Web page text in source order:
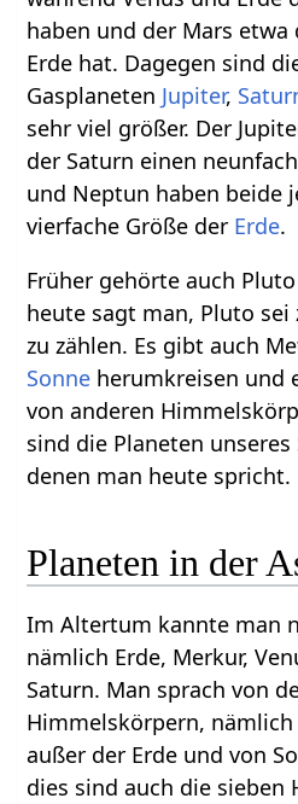
haben und der Mars etwa
Erde hat. Dagegen sind
Gasplaneten Jupiter,
sehr viel größer. Der
der Saturn einen
und Neptun haben beide
vierfache Größe der Erde.
Früher gehörte auch
heute sagt man, Pluto
zu zählen. Es gibt auch
Sonne herumkreisen und
von anderen
sind die Planeten
denen man heute spricht.
Planeten in der
Im Altertum kannte man
nämlich Erde, Merkur,
Saturn. Man sprach von
Himmelskörpern,
außer der Erde und von
dies sind auch die sieben